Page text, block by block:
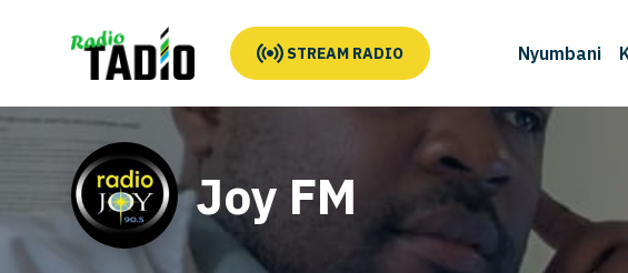
STREAM RADIO Nyumbani
Joy FM